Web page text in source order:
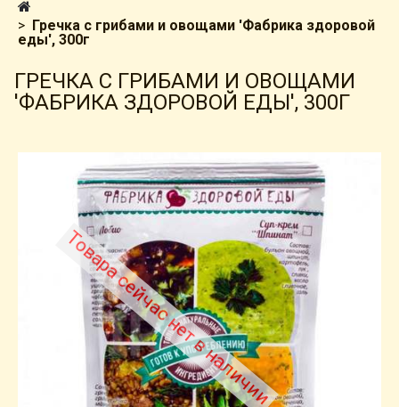
Гречка с грибами и овощами 'Фабрика здоровой
еды', 300г
ГРЕЧКА С ГРИБАМИ И ОВОЩАМИ
'ФАБРИКА ЗДОРОВОЙ ЕДЫ', 300Г
Товара сейчас нет в наличии